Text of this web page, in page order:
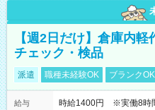
【週2日だけ】倉庫内
チェック・検品
派遣 職種未経験OK ブランクOK
給与
時給1400円 ※実働8時